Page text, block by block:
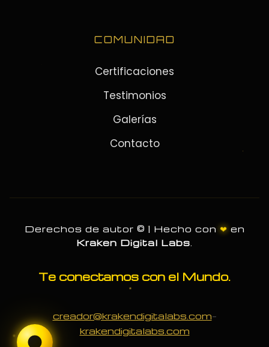
COMUNIDAD
Certificaciones
Testimonios
Galerías
Contacto
Derechos de autor © | Hecho con ❤ en
Kraken Digital Labs
Te conectamos con el Mundo.
creador@krakendigitalabs.com-
krakendigitalabs.com